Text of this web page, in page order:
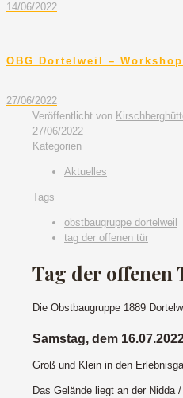
14/06/2022
OBG Dortelweil –
27/06/2022
Veröffentlicht von
27/06/2022
Kategorien
Aktuelles
Tags
obstbaugruppe dortelweil
tag der offenen tür
Tag der offenen
Die Obstbaugruppe 1889
Samstag, dem
Groß und Klein in den
Das Gelände liegt an der Nidda